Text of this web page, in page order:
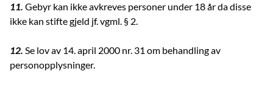
11. Gebyr kan ikke avkreves personer under 18 år da disse
ikke kan stifte gjeld jf. vgml. § 2.
12. Se lov av 14. april 2000 nr. 31 om behandling av
personopplysninger.